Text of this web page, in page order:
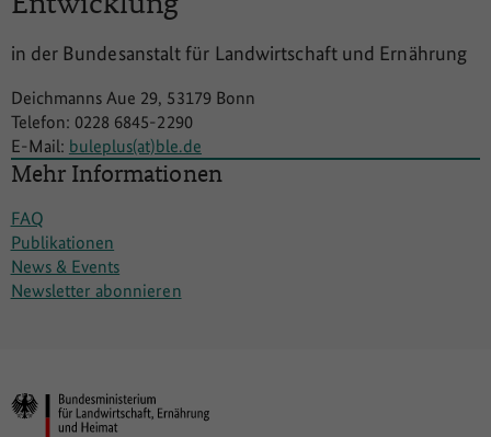
in der Bundesanstalt für Landwirtschaft und Ernährung
Deichmanns Aue 29, 53179 Bonn
Telefon: 0228 6845-2290
E-Mail: buleplus(at)ble.de
Mehr Informationen
FAQ
Publikationen
News & Events
Newsletter abonnieren